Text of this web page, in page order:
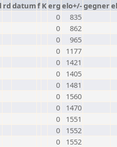
rd datumf Kerg elo+/-gegner
0
835
0
862
0
965
0
1177
0
1421
0
1405
0
1481
0
1560
0
1470
0
1551
0
1552
0
1552